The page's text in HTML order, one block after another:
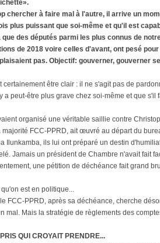
chercher à faire mal à l'autre, il arrive un
plus puissant que soi-même et qu'il est
que des députés parmi les plus connus de
de 2018 voire celles d'avant, ont pesé
pas. Objectif: gouverner, gouverner
certainement être clair : il ne s'agit pas de
a peut-être plus grave chez soi-même et que s'il
organisé une véritable saillie contre
majorité FCC-PPRD, ait œuvré au départ du
Ilunkamba, ils lui ont préparé un destin
Jamais un président de Chambre n'avait fait
une pétition de déchéance fait grand
est en politique...
FCC-PPRD, après sa déchéance, cherche
mal. Mais la stratégie de règlements des
QUI CROYAIT PRENDRE...